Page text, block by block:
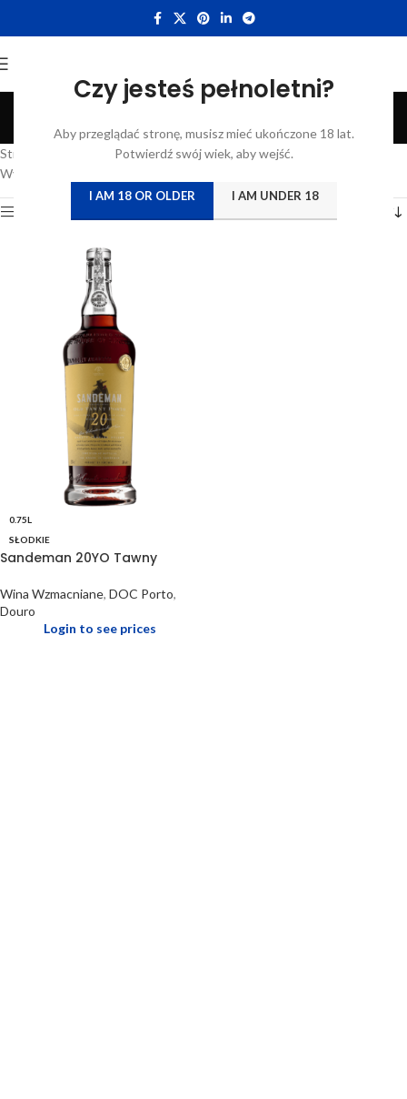
Czy jesteś pełnoletni?
Aby przeglądać stronę, musisz mieć ukończone 18 lat.
Potwierdź swój wiek, aby wejść.
I AM 18 OR OLDER I AM UNDER 18
Tawny 20 years old
Categories
Strona główna
Katalog/Produkty oznaczone “Tawny 20 years old”
Wyświetlanie jednego wyniku
0.75L
SŁODKIE
Sandeman 20YO Tawny
Wina Wzmacniane, DOC Porto,
Douro
Login to see prices